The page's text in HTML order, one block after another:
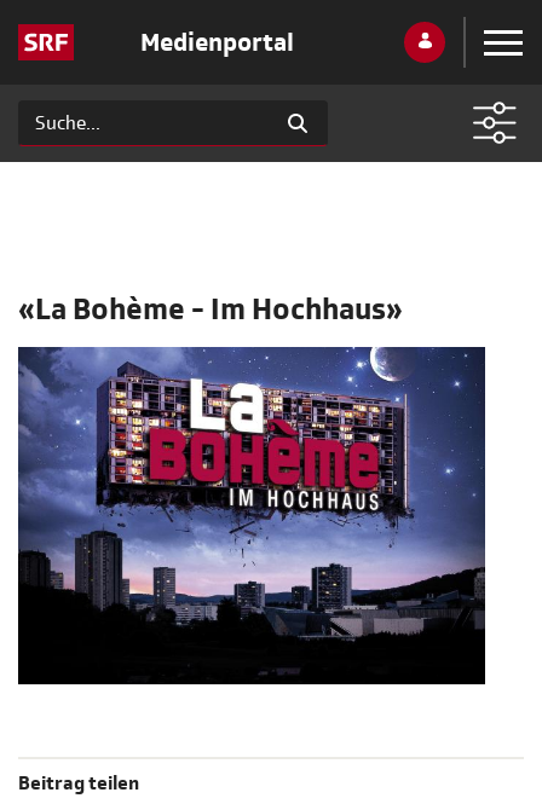
Medienportal
«La Bohème - Im Hochhaus»
Beitrag teilen